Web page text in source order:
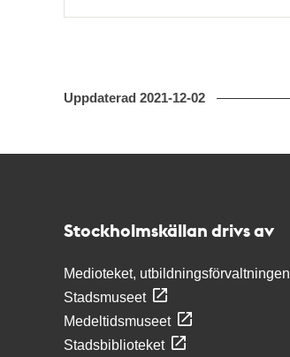
Typ
Uppdaterad 2021-12-02
Stockholmskällan drivs av
Medioteket, utbildningsförvaltningen
Stadsmuseet
Medeltidsmuseet
Stadsbiblioteket